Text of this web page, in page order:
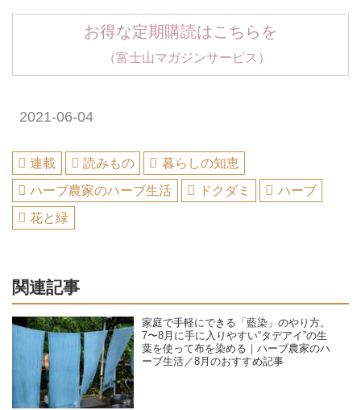
お得な定期購読はこちらを
（富士山マガジンサービス）
2021-06-04
連載 読みもの
暮らしの知恵
ハーブ農家のハーブ生活
ドクダミ
ハーブ
花と緑
関連記事
家庭で手軽にできる「藍染」のやり方。
7〜8月に手に入りやすい“タデアイ”の生
葉を使って布を染める｜ハーブ農家のハ
ーブ生活／8月のおすすめ記事